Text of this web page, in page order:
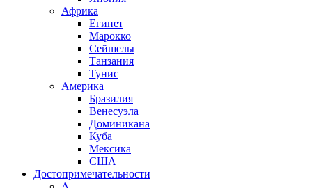
Африка
Египет
Марокко
Сейшелы
Танзания
Тунис
Америка
Бразилия
Венесуэла
Доминикана
Куба
Мексика
США
Достопримечательности